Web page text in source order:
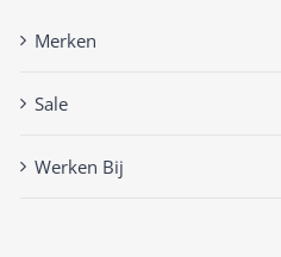
Merken
Sale
Werken Bij